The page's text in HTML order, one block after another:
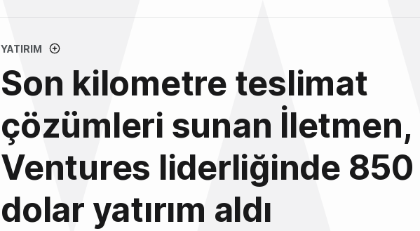
YATIRIM
Son kilometre teslimat
çözümleri sunan İletmen,
Ventures liderliğinde 850
dolar yatırım aldı